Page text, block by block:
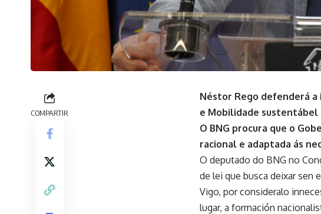
COMPARTIR
Néstor Rego defenderá a
e Mobilidade sustentábel
O BNG procura que o
racional e adaptada ás
O deputado do BNG no
de lei que busca deixar sen
Vigo, por consideralo
lugar, a formación